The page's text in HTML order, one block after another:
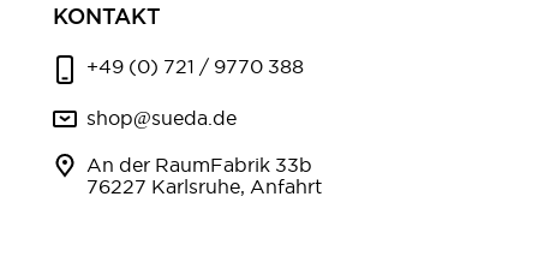
KONTAKT
+49 (0) 721 / 9770 388
shop@sueda.de
An der RaumFabrik 33b
76227 Karlsruhe, Anfahrt